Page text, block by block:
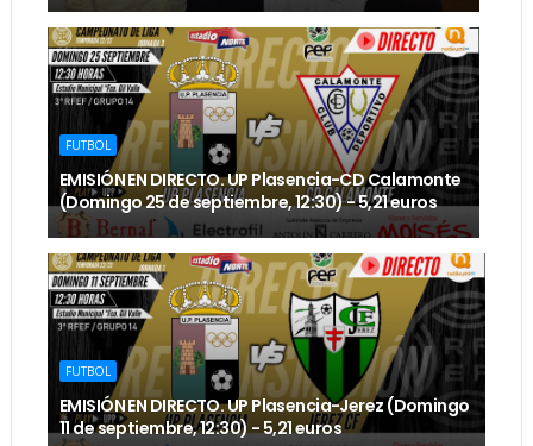
FUTBOL
EMISIÓN EN DIRECTO. UP Plasencia-CD Calamonte
(Domingo 25 de septiembre, 12:30) - 5,21 euros
FUTBOL
EMISIÓN EN DIRECTO. UP Plasencia-Jerez (Domingo
11 de septiembre, 12:30) - 5,21 euros